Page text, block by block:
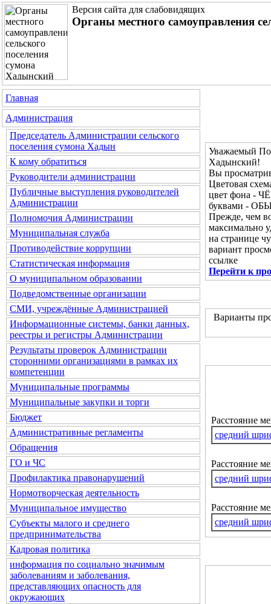
Версия сайта для слабовидящих
Органы местного самоуправления
Главная
Администрация
Председатель Администрации сельского
поселения сумона Хадын
К кому обратиться
Руководители администрации
Публичные выступления руководителей
Администрации
Полномочия Администрации
Муниципальная служба
Противодействие коррупции
Статистическая информация
О муниципальном образовании
Подведомственные организации
СМИ, учреждённые Администрацией
Информационные системы, банки данных,
реестры и регистры Администрации
Результаты проверок Администрации
сторонними организациями в рамках их
компетенции
Муниципальные программы
Муниципальные закупки и торги
Бюджет
Административные регламенты
Обращения
ГО и ЧС
Профилактика правонарушений
Нормотворческая деятельность
Муниципальное имущество
Субъекты малого и среднего
предпринимательства
Кадровая политика
информация по социально значимым
заболеваниям и заболевания,
представляющих опасность для
окружающих
Уважаемый
Хадынский!
Вы
Цветовая
цвет фона -
буквами -
Прежде, чем
максимально
на странице
вариант
ссылке
Перейти к
Варианты
Расстояние
средний
Расстояние
средний
Расстояние
средний